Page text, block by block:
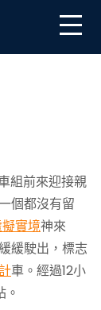
開行動臥列
組前來迎接親
個都沒有留
實境神來
緩駛出，標志
車。經過12小